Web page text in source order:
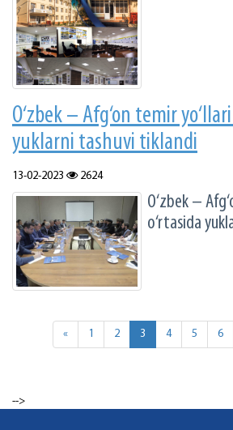
O‘zbek – Afg‘on temir
yuklarni tashuvi tiklandi
13-02-2023 2624
O‘zbek –
o‘rtasida
« 1 2 3 4 5 6
-->